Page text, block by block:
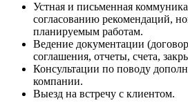
Устная и письменная
согласованию рекомендаций,
планируемым работам.
Ведение документации
соглашения, отчеты, счета,
Консультации по поводу
компании.
Выезд на встречу с клиентом.